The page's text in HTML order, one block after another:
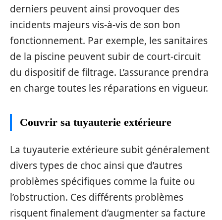
derniers peuvent ainsi provoquer des
incidents majeurs vis-à-vis de son bon
fonctionnement. Par exemple, les sanitaires
de la piscine peuvent subir de court-circuit
du dispositif de filtrage. L’assurance prendra
en charge toutes les réparations en vigueur.
Couvrir sa tuyauterie extérieure
La tuyauterie extérieure subit généralement
divers types de choc ainsi que d’autres
problèmes spécifiques comme la fuite ou
l’obstruction. Ces différents problèmes
risquent finalement d’augmenter sa facture